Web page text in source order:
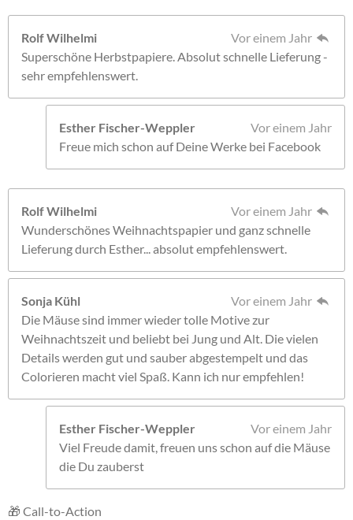
Rolf Wilhelmi
Vor einem Jahr
Superschöne Herbstpapiere. Absolut schnelle Lieferung -
sehr empfehlenswert.
Esther Fischer-Weppler
Vor einem Jahr
Freue mich schon auf Deine Werke bei Facebook
Rolf Wilhelmi
Vor einem Jahr
Wunderschönes Weihnachtspapier und ganz schnelle
Lieferung durch Esther... absolut empfehlenswert.
Sonja Kühl
Vor einem Jahr
Die Mäuse sind immer wieder tolle Motive zur
Weihnachtszeit und beliebt bei Jung und Alt. Die vielen
Details werden gut und sauber abgestempelt und das
Colorieren macht viel Spaß. Kann ich nur empfehlen!
Esther Fischer-Weppler
Vor einem Jahr
Viel Freude damit, freuen uns schon auf die Mäuse
die Du zauberst
🎁 Call-to-Action